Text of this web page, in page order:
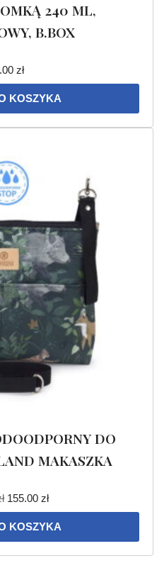
240 ML,
B.BOX
zł
KOSZYKA
DO
MAKASZKA
155.00 zł
KOSZYKA